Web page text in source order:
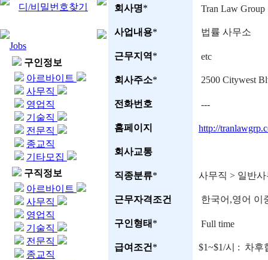
디/비밀번호찾기
Jobs
구인정보
아르바이트
사무직
영업직
기술직
전문직
종교직
기타모집
구직정보
아르바이트
사무직
영업직
기술직
전문직
종교직
회사명* Tran Law Group
사업내용* 법률 사무소
근무지역* etc
회사주소* 2500 Citywest
전화번호 ---
홈페이지 http://
회사교통
직종분류* 사무직 > 일반사
근무자격조건 한국어,영어 이
구인형태 * Full time
급여조건 * $1~$1/시 : 차후